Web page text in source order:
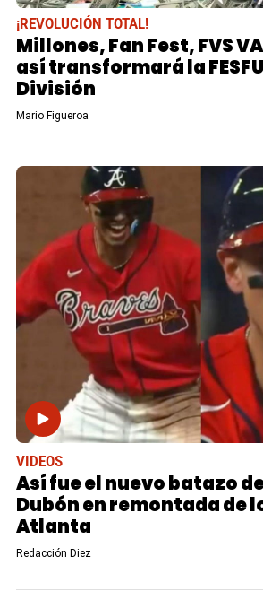
¡REVOLUCIÓN TOTAL!
Millones, Fan Fest, FVS
así transformará la
División
Mario Figueroa
VIDEOS
Así fue el nuevo batazo
Dubón en remontada de
Atlanta
Redacción Diez